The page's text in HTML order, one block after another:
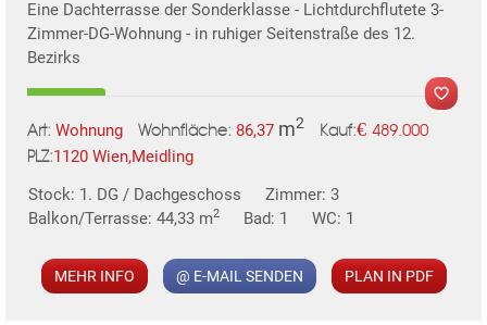
Eine Dachterrasse der Sonderklasse - Lichtdurchflutete 3-
Zimmer-DG-Wohnung - in ruhiger Seitenstraße des 12.
Bezirks
Art: Wohnung Wohnfläche: 86,37 m2 Kauf:€ 489.000
PLZ:1120 Wien,Meidling
Stock: 1. DG / Dachgeschoss
Zimmer: 3
Balkon/Terrasse: 44,33 m2 Bad: 1 WC: 1
MEHR INFO @ E-MAIL SENDEN PLAN IN PDF